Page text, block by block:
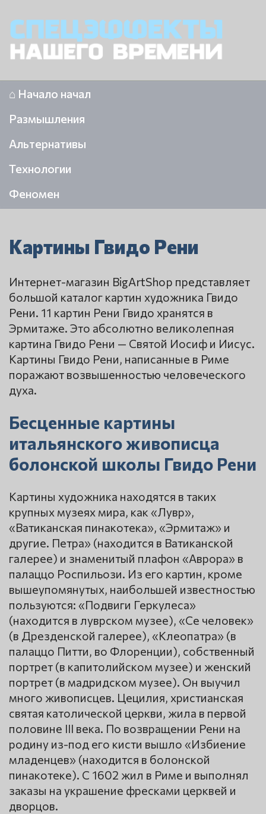
⌂ Начало начал
Размышления
Альтернативы
Технологии
Феномен
Картины Гвидо Рени
Интернет-магазин BigArtShop представляет
большой каталог картин художника Гвидо
Рени. 11 картин Рени Гвидо хранятся в
Эрмитаже. Это абсолютно великолепная
картина Гвидо Рени — Святой Иосиф и Иисус.
Картины Гвидо Рени, написанные в Риме
поражают возвышенностью человеческого
духа.
Бесценные картины
итальянского живописца
болонской школы Гвидо Рени
Картины художника находятся в таких
крупных музеях мира, как «Лувр»,
«Ватиканская пинакотека», «Эрмитаж» и
другие. Петра» (находится в Ватиканской
галерее) и знаменитый плафон «Аврора» в
палаццо Роспильози. Из его картин, кроме
вышеупомянутых, наибольшей известностью
пользуются: «Подвиги Геркулеса»
(находится в луврском музее), «Се человек»
(в Дрезденской галерее), «Клеопатра» (в
палаццо Питти, во Флоренции), собственный
портрет (в капитолийском музее) и женский
портрет (в мадридском музее). Он выучил
много живописцев. Цецилия, христианская
святая католической церкви, жила в первой
половине III века. По возвращении Рени на
родину из-под его кисти вышло «Избиение
младенцев» (находится в болонской
пинакотеке). С 1602 жил в Риме и выполнял
заказы на украшение фресками церквей и
дворцов.